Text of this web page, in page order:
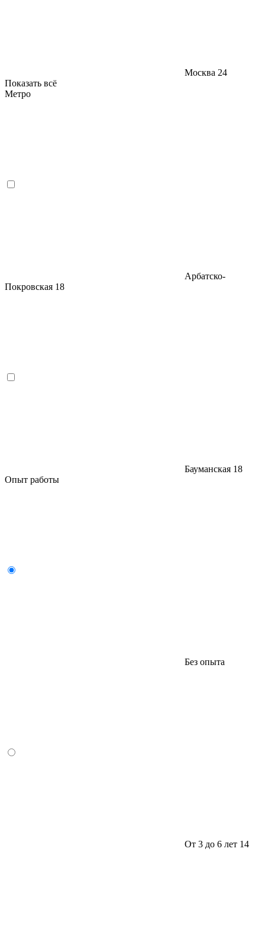
Москва 24
Показать всё
Метро
Арбатско-
Покровская 18
Бауманская 18
Опыт работы
Без опыта
От 3 до 6 лет 14